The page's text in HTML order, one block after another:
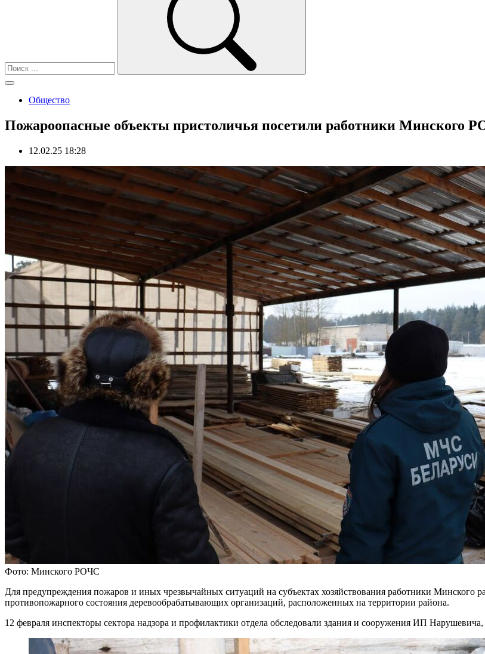
Общество
Пожароопасные объекты пристоличья посетили работники Минского
12.02.25 18:28
Фото: Минского РОЧС
Для предупреждения пожаров и иных чрезвычайных ситуаций на субъектах хозяйствования работники Минского
противопожарного состояния деревообрабатывающих организаций, расположенных на территории района.
12 февраля инспекторы сектора надзора и профилактики отдела обследовали здания и сооружения ИП